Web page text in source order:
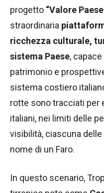
progetto “Valore
straordinaria
ricchezza culturale,
sistema Paese,
patrimonio e
sistema costiero
rotte sono tracciati per
italiani, nei limiti delle
visibilità, ciascuna
nome di un Faro.
In questo scenario,